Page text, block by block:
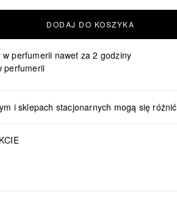
DODAJ DO KOSZYKA
perfumerii nawet za 2 godziny
perfumerii
i sklepach stacjonarnych mogą się różnić